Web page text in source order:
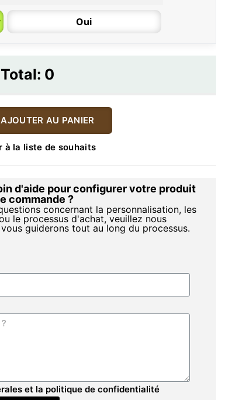
Oui
Total: 0
AJOUTER AU PANIER
à la liste de souhaits
d'aide pour configurer votre produit
commande ?
concernant la personnalisation, les
le processus d'achat, veuillez nous
guiderons tout au long du processus.
et la politique de confidentialité